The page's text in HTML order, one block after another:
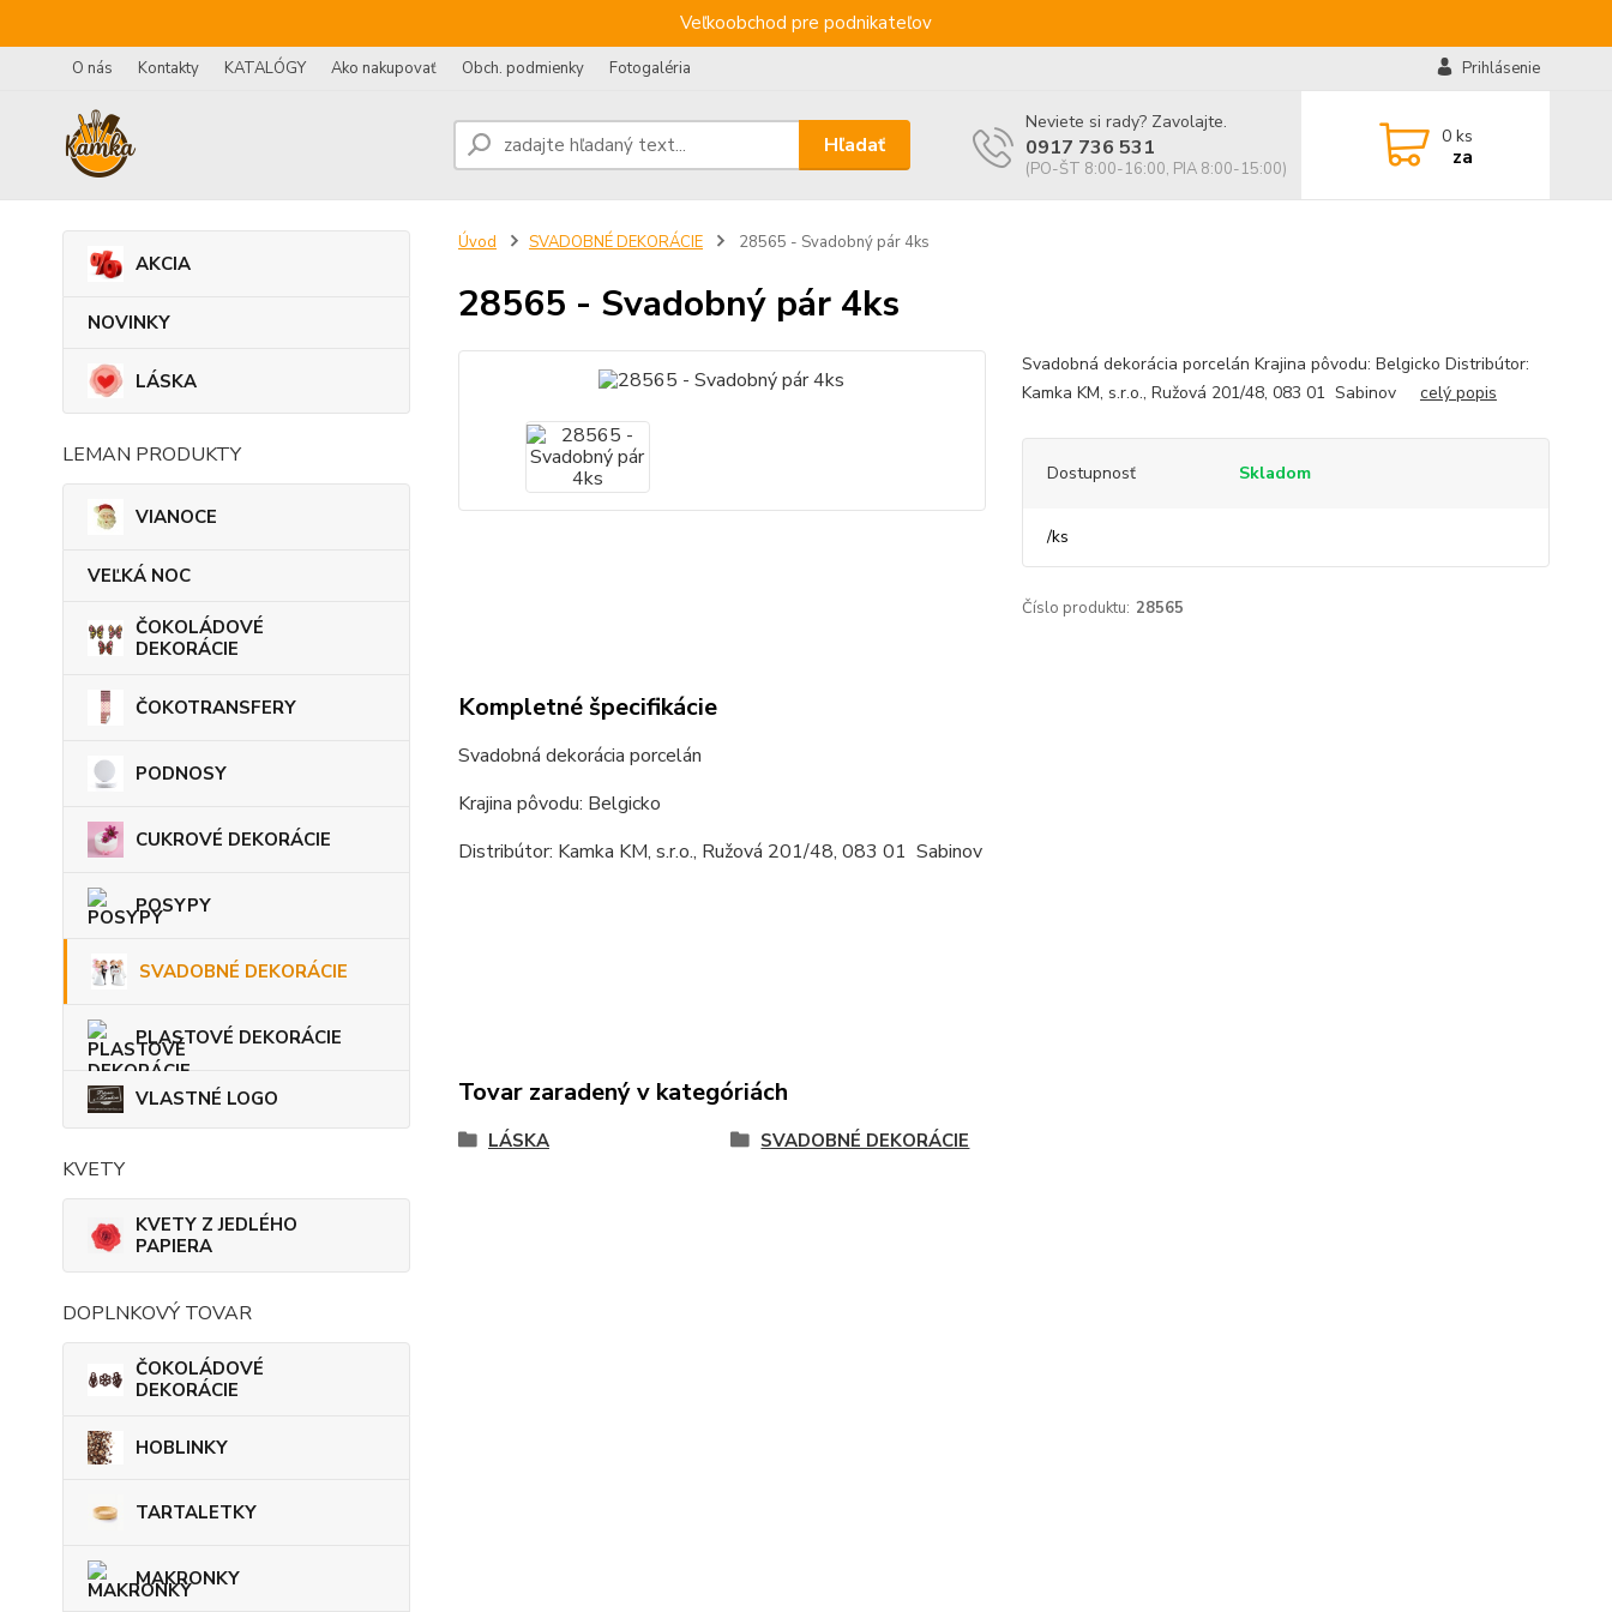
Veľkoobchod pre podnikateľov
O nás Kontakty KATALÓGY Ako nakupovať Obch. podmienky Fotogaléria Prihlásenie
Hľadať
Neviete si rady? Zavolajte.
0917 736 531
(PO-ŠT 8:00-16:00, PIA 8:00-15:00)
0 ks
za
AKCIA
NOVINKY
LÁSKA
LEMAN PRODUKTY
VIANOCE
VEĽKÁ NOC
ČOKOLÁDOVÉ
DEKORÁCIE
ČOKOTRANSFERY
PODNOSY
CUKROVÉ DEKORÁCIE
POSYPY
SVADOBNÉ DEKORÁCIE
PLASTOVÉ DEKORÁCIE
VLASTNÉ LOGO
KVETY
KVETY Z JEDLÉHO
PAPIERA
DOPLNKOVÝ TOVAR
ČOKOLÁDOVÉ
DEKORÁCIE
HOBLINKY
TARTALETKY
MAKRONKY
Úvod SVADOBNÉ DEKORÁCIE 28565 - Svadobný pár 4ks
28565 - Svadobný pár 4ks
Svadobná dekorácia porcelán Krajina pôvodu: Belgicko Distribútor:
Kamka KM, s.r.o., Ružová 201/48, 083 01 Sabinov celý popis
Dostupnosť Skladom
/ks
Číslo produktu: 28565
Kompletné špecifikácie
Svadobná dekorácia porcelán
Krajina pôvodu: Belgicko
Distribútor: Kamka KM, s.r.o., Ružová 201/48, 083 01 Sabinov
Tovar zaradený v kategóriách
LÁSKA SVADOBNÉ DEKORÁCIE